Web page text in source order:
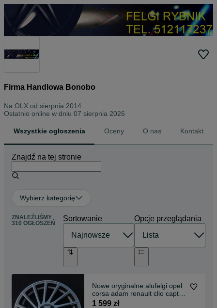
Firma Handlowa Bonobo
Na OLX od sierpnia 2014
Ostatnio online w dniu 07 sierpnia 2026
Wszystkie ogłoszenia Oceny O nas Kontakt
Znajdź na tej stronie
Wybierz kategorię
ZNALEŹLIŚMY
310 OGŁOSZEŃ
Sortowanie Opcje przeglądania
Nowe oryginalne alufelgi opel
corsa adam renault clio captur
megane scenic laguna mazda
1 599 zł